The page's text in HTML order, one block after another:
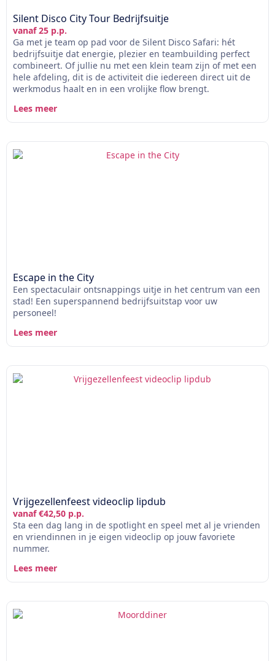
Silent Disco City Tour Bedrijfsuitje
vanaf 25 p.p.
Ga met je team op pad voor de Silent Disco Safari: hét
bedrijfsuitje dat energie, plezier en teambuilding perfect
combineert. Of jullie nu met een klein team zijn of met een
hele afdeling, dit is de activiteit die iedereen direct uit de
werkmodus haalt en in een vrolijke flow brengt.
Lees meer
Escape in the City
Een spectaculair ontsnappings uitje in het centrum van een
stad! Een superspannend bedrijfsuitstap voor uw
personeel!
Lees meer
Vrijgezellenfeest videoclip lipdub
vanaf €42,50 p.p.
Sta een dag lang in de spotlight en speel met al je vrienden
en vriendinnen in je eigen videoclip op jouw favoriete
nummer.
Lees meer